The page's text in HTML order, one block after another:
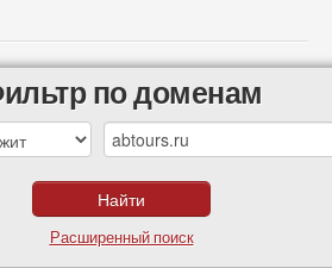
по доменам
Расширенный поиск